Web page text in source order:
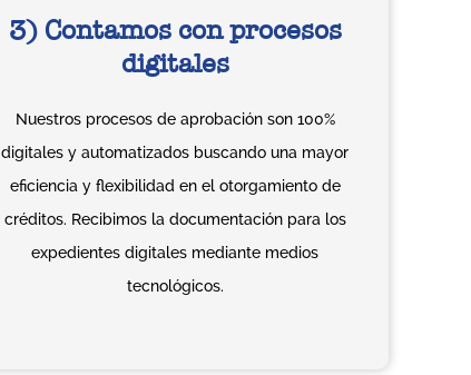
3) Contamos con procesos
digitales
Nuestros procesos de aprobación son 100%
digitales y automatizados buscando una mayor
eficiencia y flexibilidad en el otorgamiento de
créditos. Recibimos la documentación para los
expedientes digitales mediante medios
tecnológicos.